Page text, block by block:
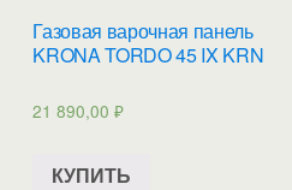
Газовая варочная панель
KRONA TORDO 45 IX KRN
21 890,00₽
КУПИТЬ